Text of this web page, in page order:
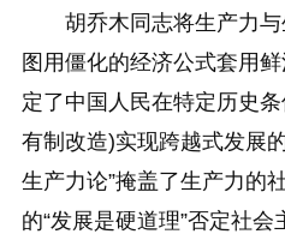
胡乔木同志将生产力
图用僵化的经济公式套用
定了中国人民在特定历史
有制改造)实现跨越式发展
生产力论”掩盖了生产力的
的“发展是硬道理”否定社